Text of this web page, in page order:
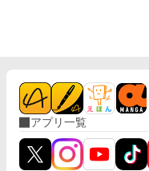
の持っ
難なく
ラスモ
った少
兼、
アプリ一覧